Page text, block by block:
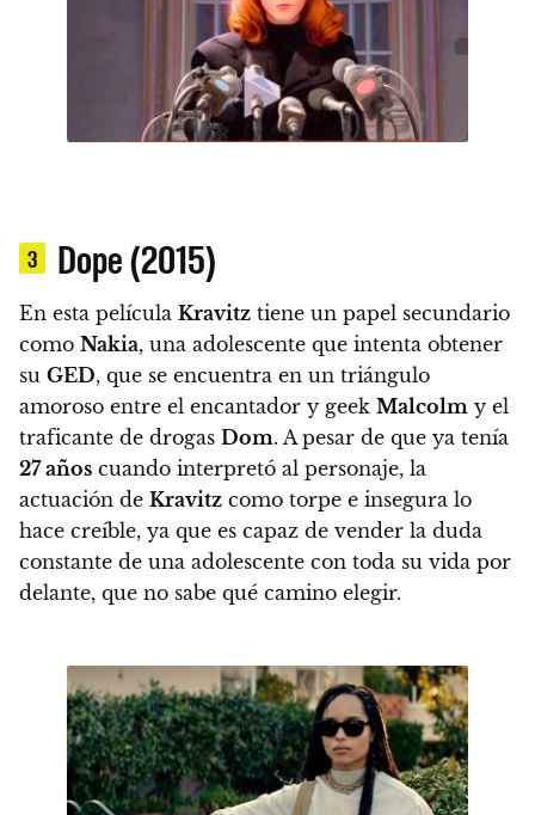
3 Dope (2015)
En esta película Kravitz tiene un papel secundario
como Nakia, una adolescente que intenta obtener
su GED, que se encuentra en un triángulo
amoroso entre el encantador y geek Malcolm y el
traficante de drogas Dom. A pesar de que ya tenía
27 años cuando interpretó al personaje, la
actuación de Kravitz como torpe e insegura lo
hace creíble, ya que es capaz de vender la duda
constante de una adolescente con toda su vida por
delante, que no sabe qué camino elegir.